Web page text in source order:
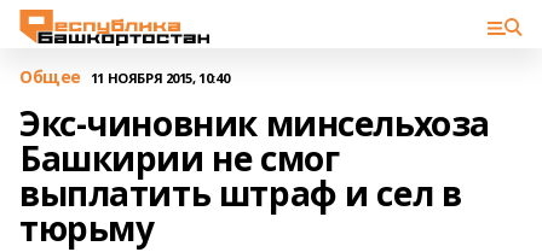
Общее 11 НОЯБРЯ 2015, 10:40
Экс-чиновник минсельхоза
Башкирии не смог
выплатить штраф и сел в
тюрьму